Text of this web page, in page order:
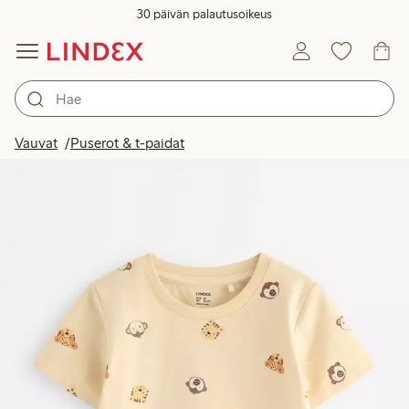
30 päivän palautusoikeus
Vauvat Puserot & t-paidat